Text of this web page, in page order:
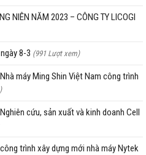
NIÊN NĂM 2023 – CÔNG TY LICOGI
8-3 (991 Lượt xem)
máy Ming Shin Việt Nam công trình
cứu, sản xuất và kinh doanh Cell
trình xây dựng mới nhà máy Nytek